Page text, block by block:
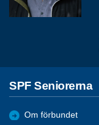
SPF Seniorerna
Om förbundet